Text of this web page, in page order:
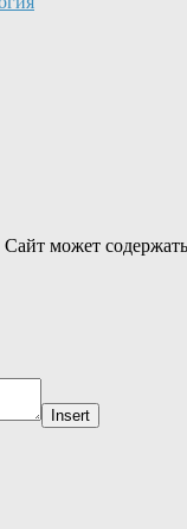
может
Insert